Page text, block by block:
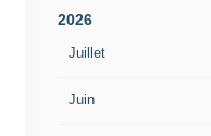
2026
Juillet
Juin